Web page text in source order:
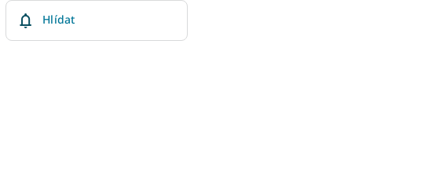
Hlídat